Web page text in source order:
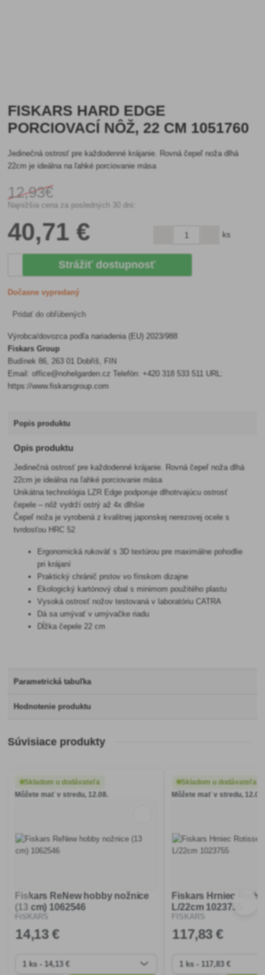
FISKARS HARD EDGE
PORCIOVACÍ NÔŽ, 22 CM 1051760
Jedinečná ostrosť pre každodenné krájanie. Rovná čepeľ noža dlhá
22cm je ideálna na ľahké porciovanie mäsa
12,93€
Najnižšia cena za posledných 30 dní:
40,71 € ks
Strážiť dostupnosť
Dočasne vypredaný
Pridať do obľúbených
Výrobca/dovozca podľa nariadenia (EU) 2023/988
Fiskars Group
Budínek 86, 263 01 Dobříš, FIN
Email: office@nohelgarden.cz Telefón: +420 318 533 511 URL:
https://www.fiskarsgroup.com
Popis produktu
Opis produktu
Jedinečná ostrosť pre každodenné krájanie. Rovná čepeľ noža dlhá
22cm je ideálna na ľahké porciovanie mäsa
Unikátna technológia LZR Edge podporuje dlhotrvajúcu ostrosť
čepele – nôž vydrží ostrý až 4x dlhšie
Čepeľ noža je vyrobená z kvalitnej japonskej nerezovej ocele s
tvrdosťou HRC 52
Ergonomická rukoväť s 3D textúrou pre maximálne pohodlie
pri krájaní
Praktický chránič prstov vo fínskom dizajne
Ekologický kartónový obal s minimom použitého plastu
Vysoká ostrosť nožov testovaná v laboratóriu CATRA
Dá sa umývať v umývačke riadu
Dĺžka čepele 22 cm
Parametrická tabuľka
Hodnotenie produktu
Súvisiace produkty
Skladom u dodávateľa
Môžete mať v stredu, 12.08.
Fiskars ReNew hobby nožnice
(13 cm) 1062546
FISKARS
14,13 €
Skladom u dodávateľa
Môžete mať v stredu, 12.08.
Fiskars Hrniec
L/22cm 1023755
FISKARS
117,83 €